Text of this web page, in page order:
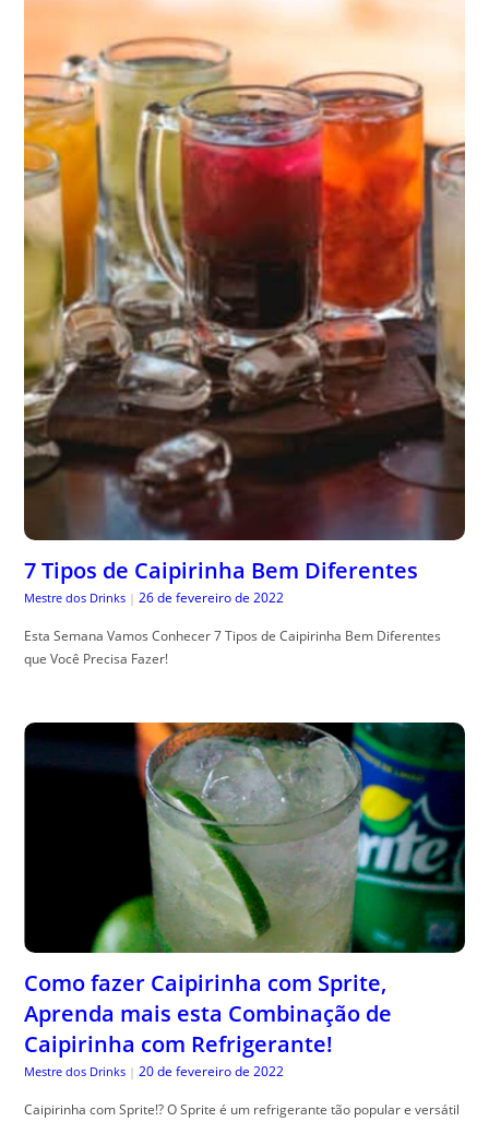
7 Tipos de Caipirinha Bem Diferentes
Mestre dos Drinks | 26 de fevereiro de 2022
Esta Semana Vamos Conhecer 7 Tipos de Caipirinha Bem Diferentes
que Você Precisa Fazer!
Como fazer Caipirinha com Sprite,
Aprenda mais esta Combinação de
Caipirinha com Refrigerante!
Mestre dos Drinks | 20 de fevereiro de 2022
Caipirinha com Sprite!? O Sprite é um refrigerante tão popular e versátil